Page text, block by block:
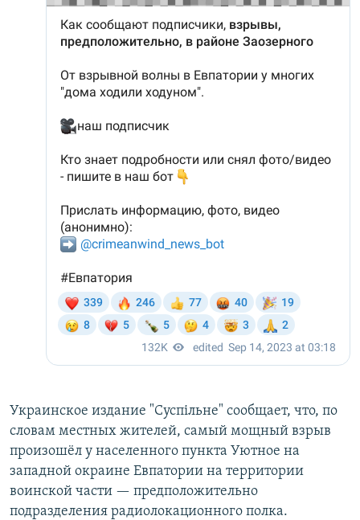
Украинское издание "Суспiльне" сообщает, что, по
словам местных жителей, самый мощный взрыв
произошёл у населенного пункта Уютное на
западной окраине Евпатории на территории
воинской части — предположительно
подразделения радиолокационного полка.